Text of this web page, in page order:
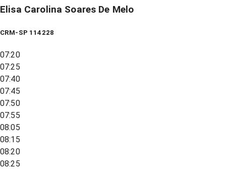
Elisa Carolina Soares De Melo
CRM-SP 114228
07:20
07:25
07:40
07:45
07:50
07:55
08:05
08:15
08:20
08:25